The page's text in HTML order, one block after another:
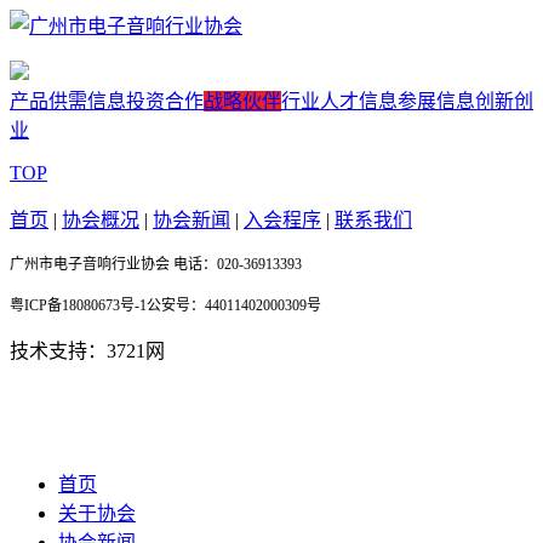
产品供需信息投资合作战略伙伴行业人才信息参展信息创新创
业
TOP
首页 | 协会概况 | 协会新闻 | 入会程序 | 联系我们
广州市电子音响行业协会 电话：020-36913393
粤ICP备18080673号-1公安号：44011402000309号
技术支持：3721网
首页
关于协会